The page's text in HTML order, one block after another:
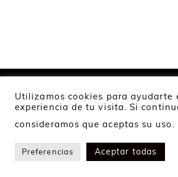
2024 Namur Collection
Política de privacidad
Política
Envíos y devoluciones
Utilizamos cookies para ayudarte
experiencia de tu visita. Si
consideramos que aceptas su uso.
Preferencias Aceptar todas